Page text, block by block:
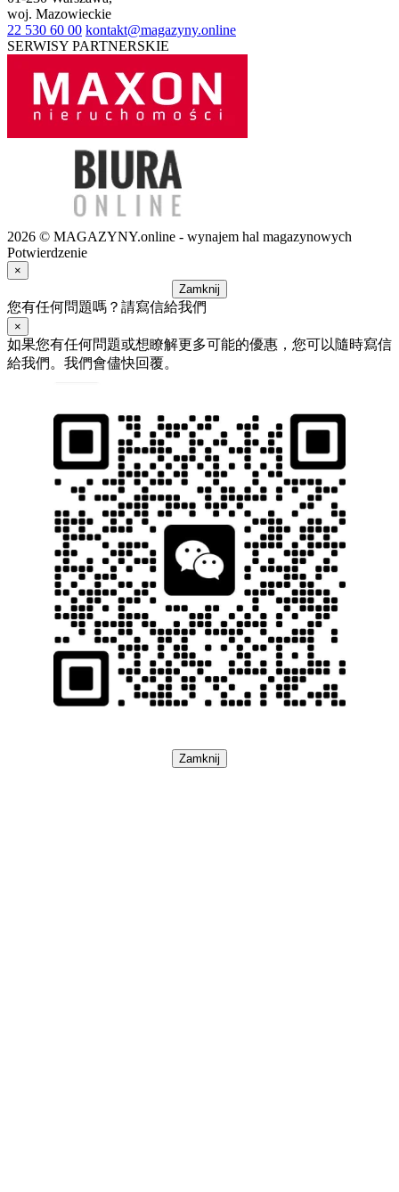
woj. Mazowieckie
22 530 60 00 kontakt@magazyny.online
SERWISY PARTNERSKIE
2026 © MAGAZYNY.online - wynajem hal magazynowych
Potwierdzenie
×
Zamknij
您有任何問題嗎？請寫信給我們
×
如果您有任何問題或想瞭解更多可能的優惠，您可以隨時寫信
給我們。我們會儘快回覆。
Zamknij